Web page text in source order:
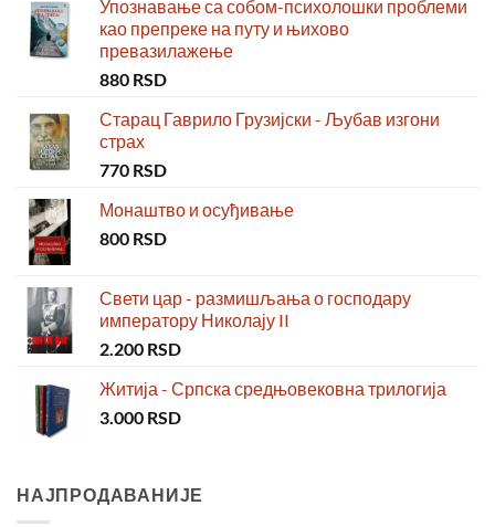
Упознавање са собом-психолошки проблеми
као препреке на путу и њихово
превазилажење
880 RSD
Старац Гаврило Грузијски - Љубав изгони
страх
770 RSD
Монаштво и осуђивање
800 RSD
Свети цар - размишљања о господару
императору Николају II
2.200 RSD
Житија - Српска средњовековна трилогија
3.000 RSD
НАЈПРОДАВАНИЈЕ